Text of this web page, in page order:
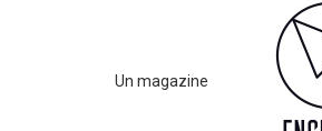
Un magazine